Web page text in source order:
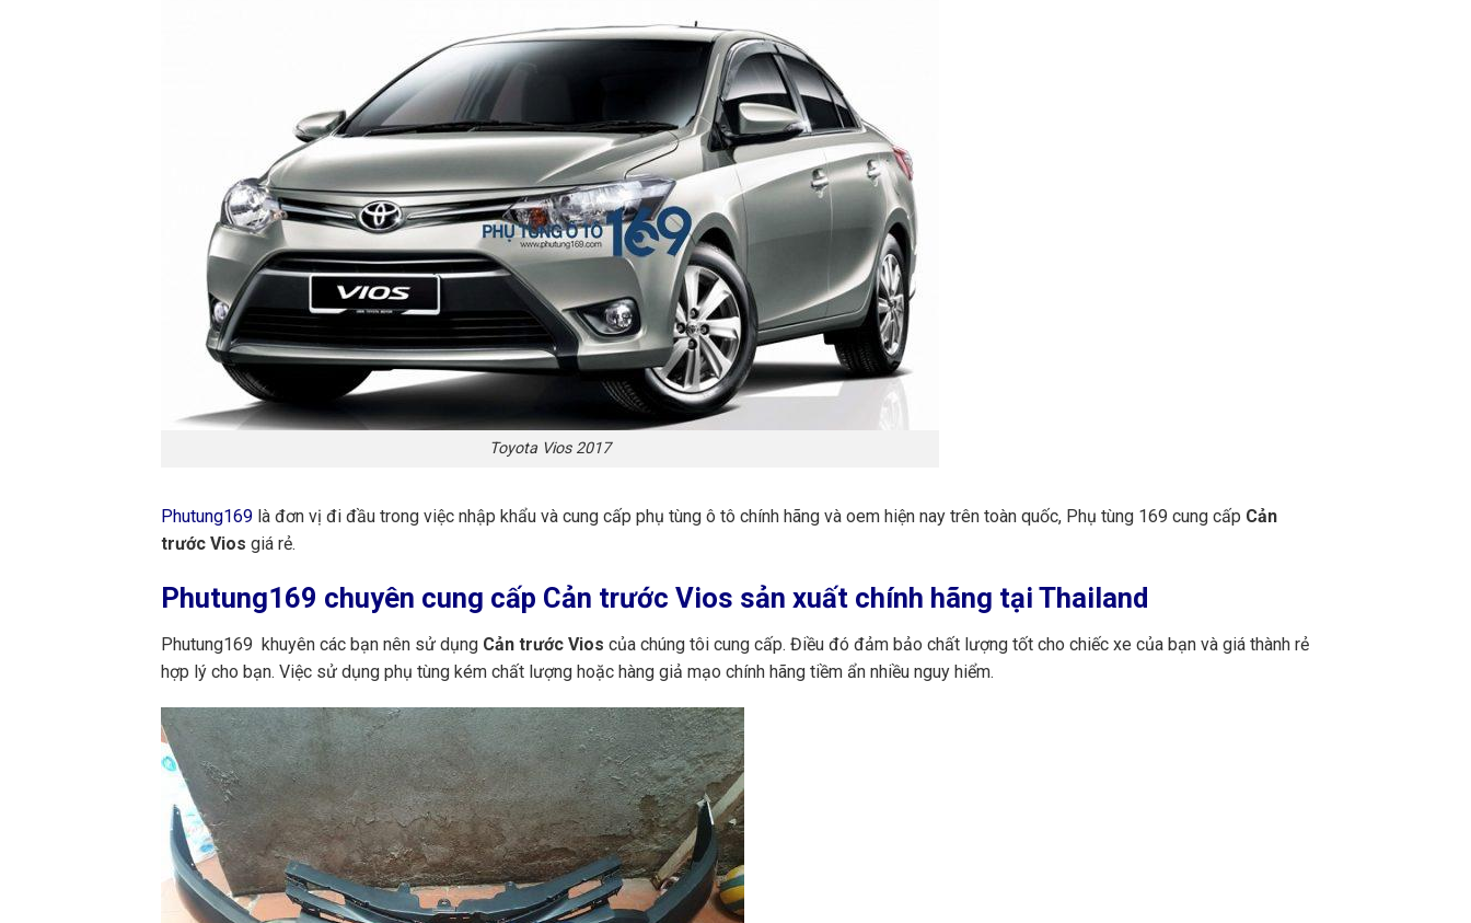
Toyota Vios 2017
Phutung169 là đơn vị đi đầu trong việc nhập khẩu và cung cấp phụ tùng ô tô chính hãng và oem hiện nay trên toàn quốc, Phụ tùng 169 cung cấp Cản
trước Vios giá rẻ.
Phutung169 chuyên cung cấp Cản trước Vios sản xuất chính hãng tại Thailand
Phutung169 khuyên các bạn nên sử dụng Cản trước Vios của chúng tôi cung cấp. Điều đó đảm bảo chất lượng tốt cho chiếc xe của bạn và giá thành rẻ
hợp lý cho bạn. Việc sử dụng phụ tùng kém chất lượng hoặc hàng giả mạo chính hãng tiềm ẩn nhiều nguy hiểm.